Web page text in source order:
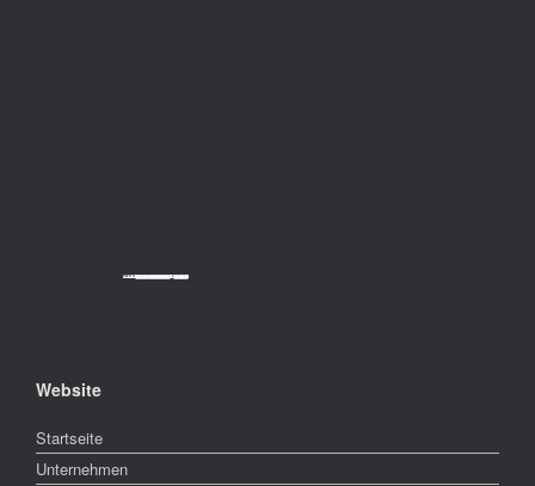
Powered by &cheap tickets
Website
Startseite
Unternehmen